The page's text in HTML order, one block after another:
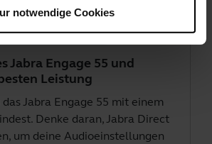
notwendige Cookies
Jabra Engage 55 und
Leistung
Jabra Engage 55 mit einem
Denke daran,Jabra Direct
um deine Audioeinstellungen